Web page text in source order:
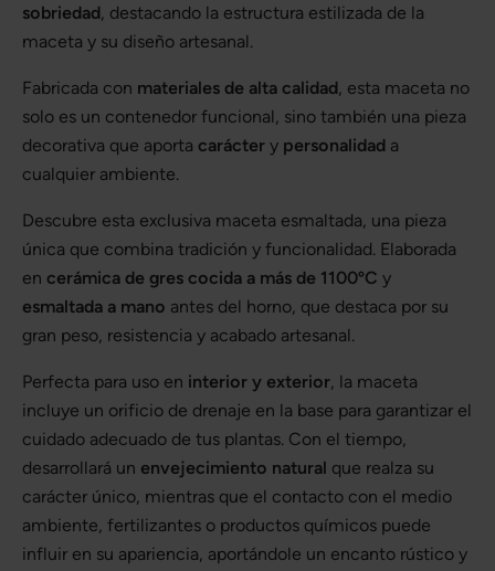
sobriedad, destacando la estructura estilizada de la
maceta y su diseño artesanal.
Fabricada con materiales de alta calidad, esta maceta no
solo es un contenedor funcional, sino también una pieza
decorativa que aporta carácter y personalidad a
cualquier ambiente.
Descubre esta exclusiva maceta esmaltada, una pieza
única que combina tradición y funcionalidad. Elaborada
en cerámica de gres cocida a más de 1100ºC y
esmaltada a mano antes del horno, que destaca por su
gran peso, resistencia y acabado artesanal.
Perfecta para uso en interior y exterior, la maceta
incluye un orificio de drenaje en la base para garantizar el
cuidado adecuado de tus plantas. Con el tiempo,
desarrollará un envejecimiento natural que realza su
carácter único, mientras que el contacto con el medio
ambiente, fertilizantes o productos químicos puede
influir en su apariencia, aportándole un encanto rústico y